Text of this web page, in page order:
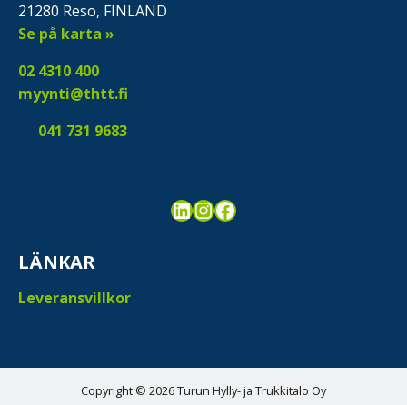
21280 Reso, FINLAND
Se på karta »
02 4310 400
myynti@thtt.fi
041 731 9683
LinkedIn
Instagram
Facebook
LÄNKAR
Leveransvillkor
Copyright © 2026 Turun Hylly- ja Trukkitalo Oy